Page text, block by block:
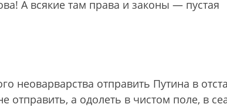
А всякие там права и законы — пустая
неоварварства отправить Путина в
отправить, а одолеть в чистом поле, в